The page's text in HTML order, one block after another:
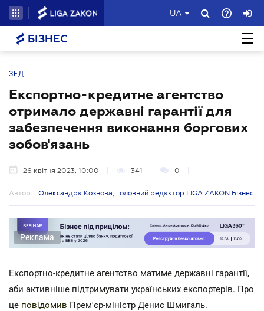
UA
БІЗНЕС
ЗЕД
Експортно-кредитне агентство
отримало державні гарантії для
забезпечення виконання боргових
зобов'язань
26 квітня 2023, 10:00 341 0
Автор: Олександра Кознова, головний редактор LIGA ZAKON Бізнес
Реклама
Експортно-кредитне агентство матиме державні гарантії,
аби активніше підтримувати українських експортерів. Про
це повідомив Прем'єр-міністр Денис Шмигаль.